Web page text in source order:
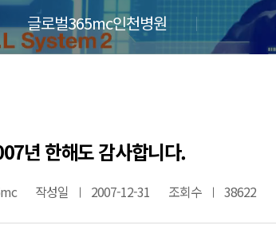
글로벌365mc인천병원
년 한해도 감사합니다.
작성일 2007-12-31 조회수 38622